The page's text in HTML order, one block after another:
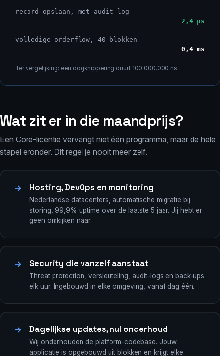
record opslaan, met audit-log
2,4 µs
volledige orderflow, 40 blokken
0,4 ms
Ter vergelijking: een oogknippering duurt 100.000.000 ns.
Wat zit er in die maandprijs?
Een Core-licentie vervangt niet één programma, maar de hele
stapel eronder. Dit regel je nooit meer zelf.
→ Hosting, DevOps en monitoring
Nederlandse datacenters, automatische migratie bij
storing, 99,9% uptime over de laatste 5 jaar. Jij hebt er
geen omkijken naar.
→ Security die vanzelf aanstaat
Threat protection, versleuteling, audit-logs en back-ups
elk uur. Ingebouwd in elke omgeving, vanaf dag één.
→ Dagelijkse updates, nul onderhoud
Wij onderhouden de platform-codebase. Jouw
applicatie is opgebouwd uit blokken en krijgt elke